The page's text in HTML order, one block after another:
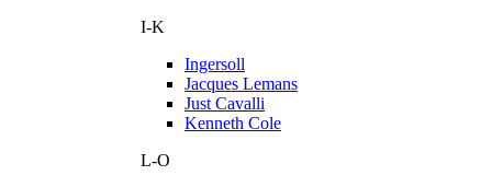
I-K
Ingersoll
Jacques Lemans
Just Cavalli
Kenneth Cole
L-O